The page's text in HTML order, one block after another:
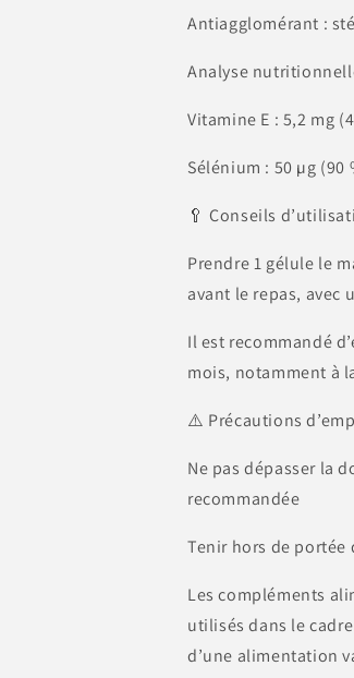
Antiagglomérant :
Analyse
Vitamine E : 5,2 mg
Sélénium : 50 µg (90
🥄 Conseils
Prendre 1 gélule le
avant le repas, avec
Il est recommandé
mois, notamment à
⚠️ Précautions
Ne pas dépasser la
recommandée
Tenir hors de portée
Les compléments
utilisés dans le
d’une alimentation